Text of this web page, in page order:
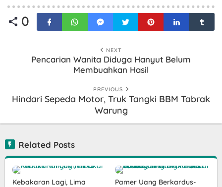
0
NEXT
Pencarian Wanita Diduga Hanyut Belum
Membuahkan Hasil
PREVIOUS
Hindari Sepeda Motor, Truk Tangki BBM Tabrak
Warung
Related Posts
Kebakaran Lagi, Lima
Pamer Uang Berkardus-